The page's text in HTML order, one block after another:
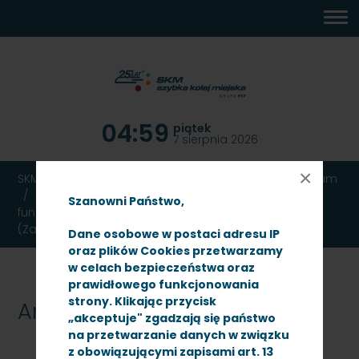
Szanowni Państwo,
Dane osobowe w postaci adresu IP
oraz plików Cookies przetwarzamy
w celach bezpieczeństwa oraz
prawidłowego funkcjonowania
strony. Klikając przycisk
„akceptuje" zgadzają się państwo
na przetwarzanie danych w związku
z obowiązującymi zapisami art. 13
×
DOSTĘPNOŚCI
04:59 piątek
7 sierpnia 2026
SKM TRÓJMIASTO
Archiwum
Wykonanie naprawy poziomu P4 z poprawą
funkcjonalności na pojazdach ezt serii EN57 nr 838
(Zadanie nr 1) oraz 1826 (Zadanie nr 2)
Archiwum